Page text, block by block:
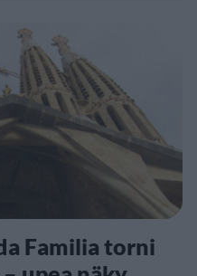
Familia torni